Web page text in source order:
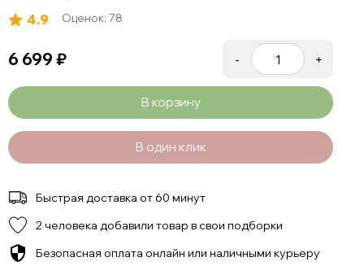
4.9 Оценок: 78
6 699 ₽ - +
В корзину
В один клик
Быстрая доставка от 60 минут
2 человека добавили товар в свои подборки
Безопасная оплата онлайн или наличными курьеру